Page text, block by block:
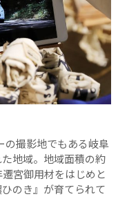
の撮影地でもある岐阜
地域。地域面積の約
宮御用材をはじめと
のき』が育てられて